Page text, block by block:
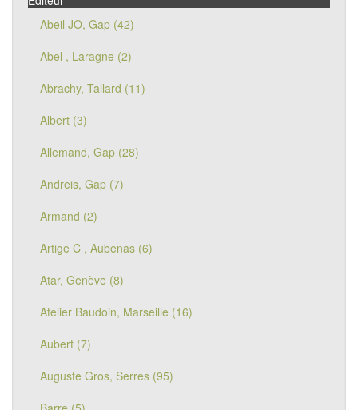
Abeil JO, Gap (42)
Abel , Laragne (2)
Abrachy, Tallard (11)
Albert (3)
Allemand, Gap (28)
Andreis, Gap (7)
Armand (2)
Artige C , Aubenas (6)
Atar, Genève (8)
Atelier Baudoin, Marseille (16)
Aubert (7)
Auguste Gros, Serres (95)